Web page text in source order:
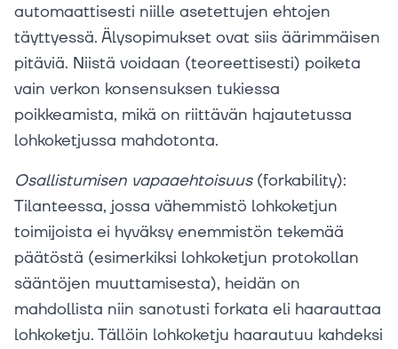
automaattisesti niille asetettujen ehtojen
täyttyessä. Älysopimukset ovat siis äärimmäisen
pitäviä. Niistä voidaan (teoreettisesti) poiketa
vain verkon konsensuksen tukiessa
poikkeamista, mikä on riittävän hajautetussa
lohkoketjussa mahdotonta.
Osallistumisen vapaaehtoisuus(forkability):
Tilanteessa, jossa vähemmistö lohkoketjun
toimijoista ei hyväksy enemmistön tekemää
päätöstä (esimerkiksi lohkoketjun protokollan
sääntöjen muuttamisesta), heidän on
mahdollista niin sanotusti forkata eli haarauttaa
lohkoketju. Tällöin lohkoketju haarautuu kahdeksi